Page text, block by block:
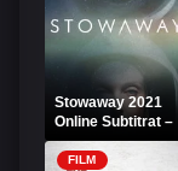
Stowaway 2021
Online Subtitrat –
Pasagerul
clandestin
FILM